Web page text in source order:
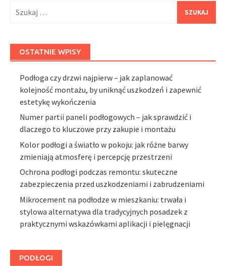
OSTATNIE WPISY
Podłoga czy drzwi najpierw – jak zaplanować
kolejność montażu, by uniknąć uszkodzeń i zapewnić
estetykę wykończenia
Numer partii paneli podłogowych – jak sprawdzić i
dlaczego to kluczowe przy zakupie i montażu
Kolor podłogi a światło w pokoju: jak różne barwy
zmieniają atmosferę i percepcję przestrzeni
Ochrona podłogi podczas remontu: skuteczne
zabezpieczenia przed uszkodzeniami i zabrudzeniami
Mikrocement na podłodze w mieszkaniu: trwała i
stylowa alternatywa dla tradycyjnych posadzek z
praktycznymi wskazówkami aplikacji i pielęgnacji
PODŁOGI